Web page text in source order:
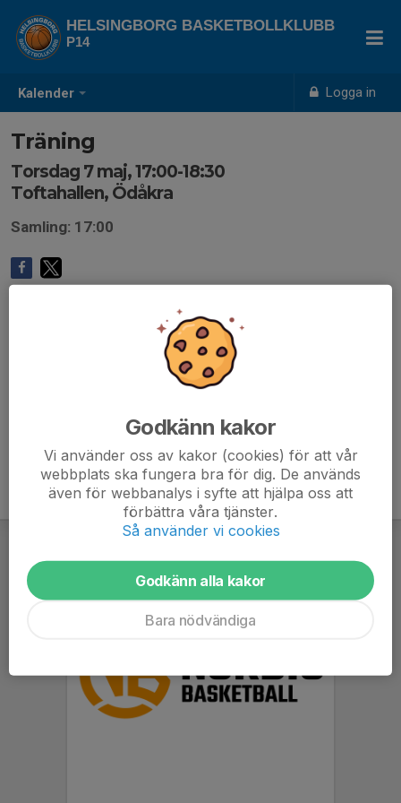
Kalender Logga in
HELSINGBORG BASKETBOLLKLUBB
P14
Träning
Torsdag 7 maj, 17:00-18:30
Toftahallen, Ödåkra
Samling: 17:00
Godkänn kakor
Vi använder oss av kakor (cookies) för att vår
webbplats ska fungera bra för dig. De används
även för webbanalys i syfte att hjälpa oss att
förbättra våra tjänster.
Så använder vi cookies
Godkänn alla kakor
Bara nödvändiga